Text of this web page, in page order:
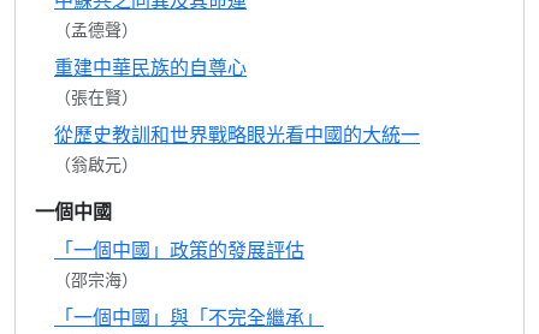
（孟德聲）
重建中華民族的自尊心
（張在賢）
從歷史教訓和世界戰略眼光看中國的大統一
（翁啟元）
一個中國
「一個中國」政策的發展評估
（邵宗海）
「一個中國」與「不完全繼承」